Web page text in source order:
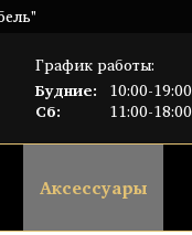
График работы:
Будние: 10:00-19:00
Сб:
11:00-18:00
Аксессуары